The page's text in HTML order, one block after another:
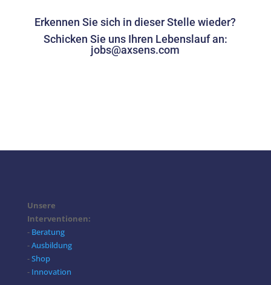
Erkennen Sie sich in dieser Stelle wieder?
Schicken Sie uns Ihren Lebenslauf an:
jobs@axsens.com
Unsere
Interventionen:
- Beratung
-Ausbildung
-Shop
- Innovation